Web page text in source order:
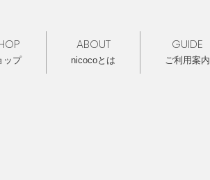
ップ
ABOUT
nicocoとは
GUIDE
ご利用案内